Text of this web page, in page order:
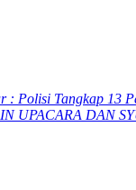
: Polisi Tangkap 13
UPACARA DAN